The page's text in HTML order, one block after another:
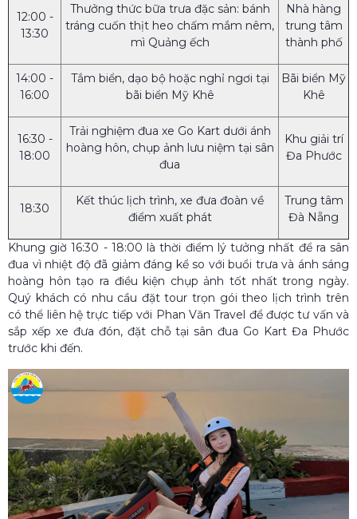
12:00 -
13:30
Thưởng thức bữa trưa đặc sản: bánh
tráng cuốn thịt heo chấm mắm nêm,
mì Quảng ếch
Nhà hàng
trung tâm
thành phố
14:00 -
16:00
Tắm biển, dạo bộ hoặc nghỉ ngơi tại
bãi biển Mỹ Khê
Bãi biển Mỹ
Khê
16:30 -
18:00
Trải nghiệm đua xe Go Kart dưới ánh
hoàng hôn, chụp ảnh lưu niệm tại sân
đua
Khu giải trí
Đa Phước
18:30
Kết thúc lịch trình, xe đưa đoàn về
điểm xuất phát
Trung tâm
Đà Nẵng
Khung giờ 16:30 - 18:00 là thời điểm lý tưởng nhất để ra sân
đua vì nhiệt độ đã giảm đáng kể so với buổi trưa và ánh sáng
hoàng hôn tạo ra điều kiện chụp ảnh tốt nhất trong ngày.
Quý khách có nhu cầu đặt tour trọn gói theo lịch trình trên
có thể liên hệ trực tiếp với Phan Văn Travel để được tư vấn và
sắp xếp xe đưa đón, đặt chỗ tại sân đua Go Kart Đa Phước
trước khi đến.